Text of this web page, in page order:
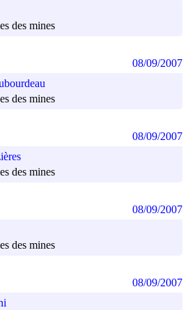
des mines
des mines
08/09/2007
des mines
08/09/2007
des mines
08/09/2007
08/09/2007